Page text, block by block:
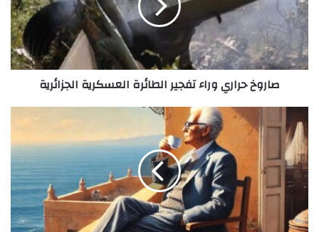
الطائرة
العسكرية
الجزائرية
صاروخ حراري وراء تفجير الطائرة العسكرية الجزائرية
الأَخِير